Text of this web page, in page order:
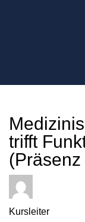
trifft
Kursleiter